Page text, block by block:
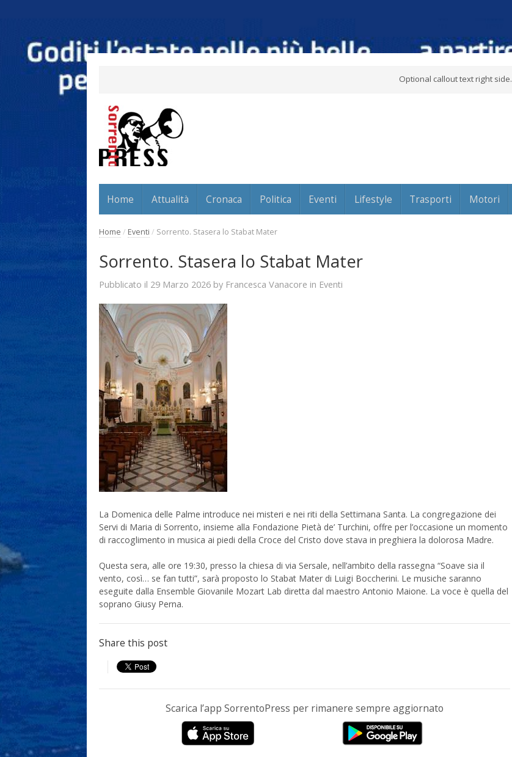
Optional callout text right side.
Home Attualità Cronaca Politica Eventi Lifestyle Trasporti Motori
Home / Eventi / Sorrento. Stasera lo Stabat Mater
Sorrento. Stasera lo Stabat Mater
Pubblicato il 29 Marzo 2026 by Francesca Vanacore in Eventi
La Domenica delle Palme introduce nei misteri e nei riti della Settimana Santa. La congregazione dei
Servi di Maria di Sorrento, insieme alla Fondazione Pietà de’ Turchini, offre per l’occasione un momento
di raccoglimento in musica ai piedi della Croce del Cristo dove stava in preghiera la dolorosa Madre.
Questa sera, alle ore 19:30, presso la chiesa di via Sersale, nell’ambito della rassegna “Soave sia il
vento, così… se fan tutti”, sarà proposto lo Stabat Mater di Luigi Boccherini. Le musiche saranno
eseguite dalla Ensemble Giovanile Mozart Lab diretta dal maestro Antonio Maione. La voce è quella del
soprano Giusy Perna.
Share this post
Scarica l’app SorrentoPress per rimanere sempre aggiornato